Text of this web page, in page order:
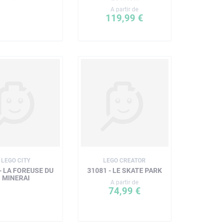
A partir de
119,99 €
LEGO CITY
FOREUSE DU
MINERAI
LEGO CREATOR
31081 - LE SKATE PARK
A partir de
74,99 €